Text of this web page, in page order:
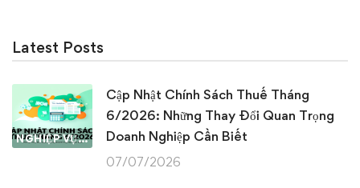
Latest Posts
NGHIỆP VỤ KẾ TOÁN & THUẾ
Cập Nhật Chính Sách Thuế Tháng
6/2026: Những Thay Đổi Quan Trọng
Doanh Nghiệp Cần Biết
07/07/2026